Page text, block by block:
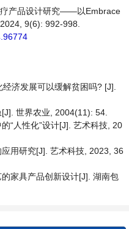
产品设计研究——以Embrace
9(6): 992-998.
济发展可以缓解贫困吗? [J].
世界农业, 2004(11): 54.
“人性化”设计[J]. 艺术科技, 20
用研究[J]. 艺术科技, 2023, 36
家具产品创新设计[J]. 湖南包